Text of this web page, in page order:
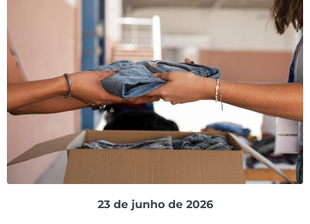
23 de junho de 2026